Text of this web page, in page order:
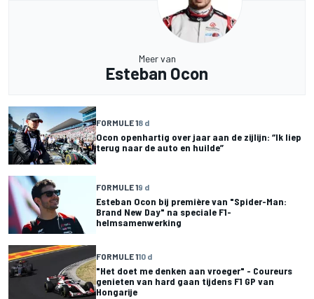
Meer van
Esteban Ocon
FORMULE 18 d
Ocon openhartig over jaar aan de zijlijn: “Ik liep
terug naar de auto en huilde”
FORMULE 19 d
Esteban Ocon bij première van "Spider-Man:
Brand New Day" na speciale F1-
helmsamenwerking
FORMULE 110 d
"Het doet me denken aan vroeger" - Coureurs
genieten van hard gaan tijdens F1 GP van
Hongarije